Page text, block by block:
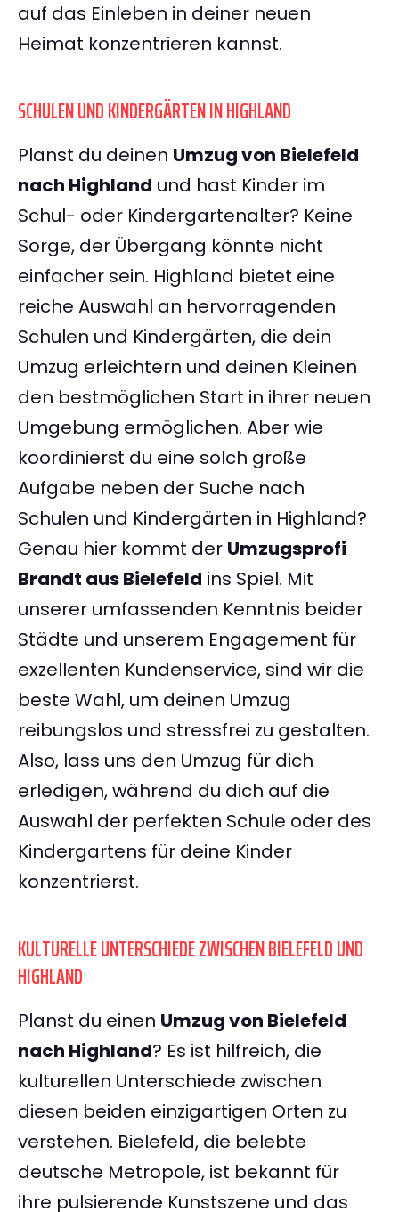
auf das Einleben in deiner neuen
Heimat konzentrieren kannst.
SCHULEN UND KINDERGÄRTEN IN HIGHLAND
Planst du deinen Umzug von Bielefeld
nach Highland und hast Kinder im
Schul- oder Kindergartenalter? Keine
Sorge, der Übergang könnte nicht
einfacher sein. Highland bietet eine
reiche Auswahl an hervorragenden
Schulen und Kindergärten, die dein
Umzug erleichtern und deinen Kleinen
den bestmöglichen Start in ihrer neuen
Umgebung ermöglichen. Aber wie
koordinierst du eine solch große
Aufgabe neben der Suche nach
Schulen und Kindergärten in Highland?
Genau hier kommt der Umzugsprofi
Brandt aus Bielefeld ins Spiel. Mit
unserer umfassenden Kenntnis beider
Städte und unserem Engagement für
exzellenten Kundenservice, sind wir die
beste Wahl, um deinen Umzug
reibungslos und stressfrei zu gestalten.
Also, lass uns den Umzug für dich
erledigen, während du dich auf die
Auswahl der perfekten Schule oder des
Kindergartens für deine Kinder
konzentrierst.
KULTURELLE UNTERSCHIEDE ZWISCHEN BIELEFELD UND
HIGHLAND
Planst du einen Umzug von Bielefeld
nach Highland? Es ist hilfreich, die
kulturellen Unterschiede zwischen
diesen beiden einzigartigen Orten zu
verstehen. Bielefeld, die belebte
deutsche Metropole, ist bekannt für
ihre pulsierende Kunstszene und das